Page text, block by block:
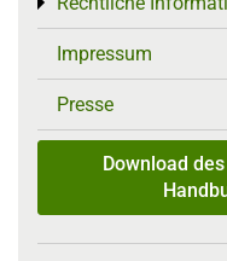
Impressum
Presse
Download